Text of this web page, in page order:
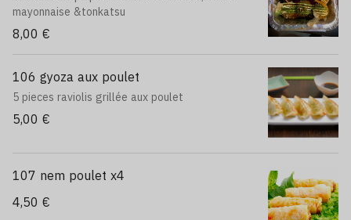
mayonnaise &tonkatsu
8,00 €
106 gyoza aux poulet
5 pieces raviolis grillée aux poulet
5,00 €
107 nem poulet x4
4,50 €